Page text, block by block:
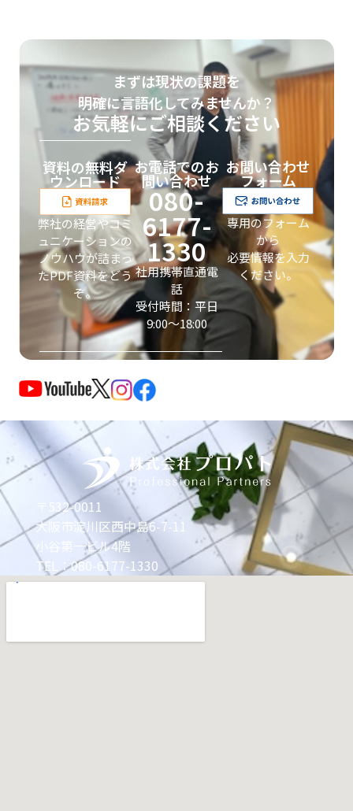
まずは現状の課題を
明確に言語化してみませんか？
お気軽にご相談ください
資料の無料ダ
ウンロード
弊社の経営やコミ
ュニケーションの
ノウハウが詰まっ
たPDF資料をどう
ぞ。
お電話でのお
問い合わせ
080-
6177-
1330
社用携帯直通電
話
受付時間：平日
9:00〜18:00
お問い合わせ
フォーム
専用のフォーム
から
必要情報を入力
ください。
〒532-0011
大阪市淀川区西中島6-7-11
小谷第一ビル4階
TEL：080-6177-1330